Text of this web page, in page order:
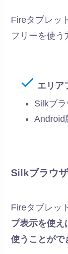
Fireタブレッ
フリーを使う
エリア
Silkブ
Android
Silkブラウ
Fireタブレッ
プ表示を使え
使うことがで